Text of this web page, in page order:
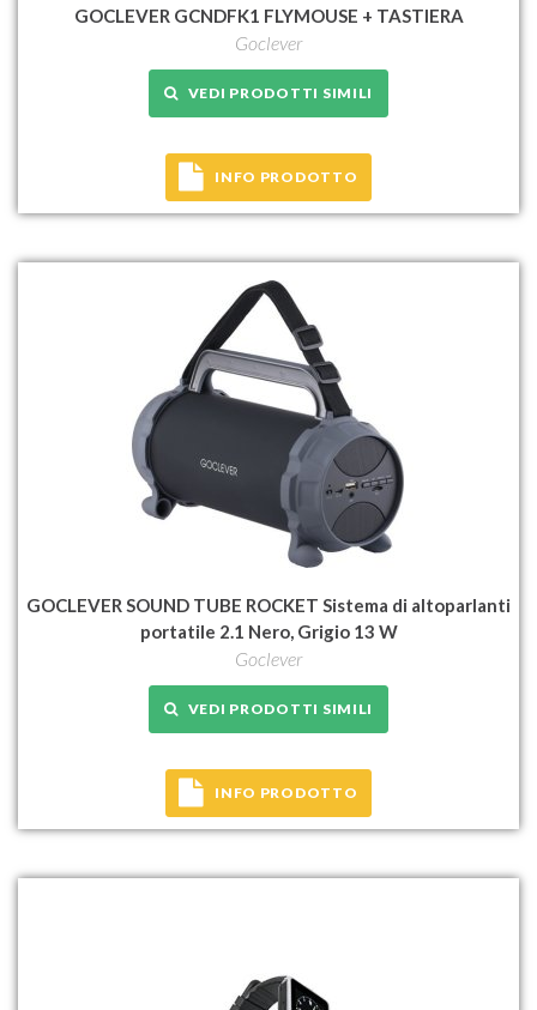
GOCLEVER GCNDFK1 FLYMOUSE + TASTIERA
Goclever
VEDI PRODOTTI SIMILI
INFO PRODOTTO
GOCLEVER SOUND TUBE ROCKET Sistema di altoparlanti
portatile 2.1 Nero, Grigio 13 W
Goclever
VEDI PRODOTTI SIMILI
INFO PRODOTTO